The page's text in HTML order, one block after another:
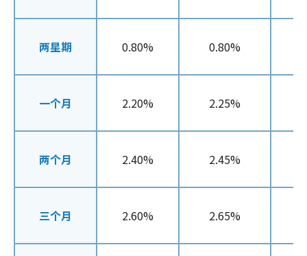
两星期 0.80% 0.80%
一个月 2.20% 2.25%
两个月 2.40% 2.45%
三个月 2.60% 2.65%